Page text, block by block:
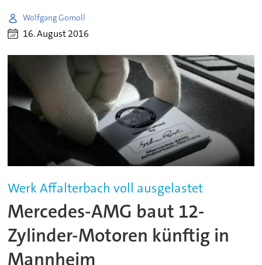
Wolfgang Gomoll
16. August 2016
Werk Affalterbach voll ausgelastet
Mercedes-AMG baut 12-
Zylinder-Motoren künftig in
Mannheim